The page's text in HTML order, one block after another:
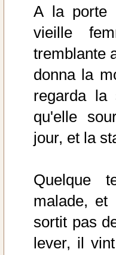
A la porte
vieille
tremblante
donna la
regarda la
qu'elle
jour, et la
Quelque
malade, et
sortit pas
lever, il